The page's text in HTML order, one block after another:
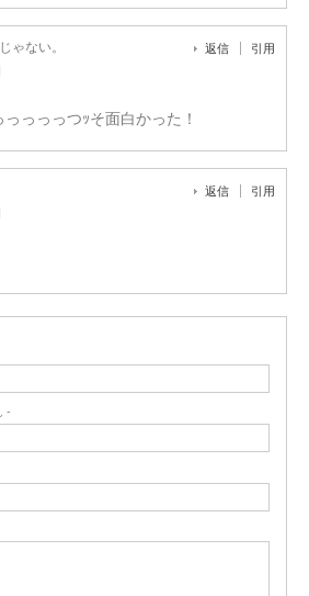
ゃない。 返信 引用
っっっつｯそ面白かった！
返信 引用
-